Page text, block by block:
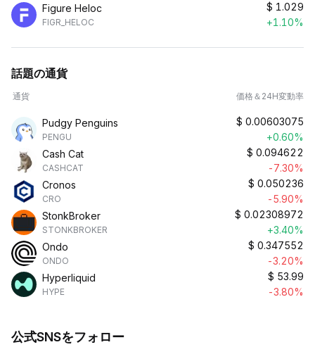
Figure Heloc
FIGR_HELOC
$ 1.029
+1.10%
話題の通貨
通貨 価格＆24H変動率
Pudgy Penguins
PENGU
$ 0.00603075
+0.60%
Cash Cat
CASHCAT
$ 0.094622
-7.30%
Cronos
CRO
$ 0.050236
-5.90%
StonkBroker
STONKBROKER
$ 0.02308972
+3.40%
Ondo
ONDO
$ 0.347552
-3.20%
Hyperliquid
HYPE
$ 53.99
-3.80%
公式SNSをフォロー